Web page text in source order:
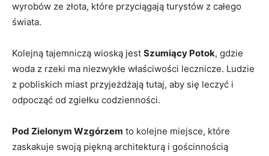
wyrobów ze złota, które przyciągają turystów ⁣z całego
świata.
Kolejną tajemniczą wioską jest Szumiący Potok, gdzie
woda z rzeki ma niezwykłe właściwości lecznicze. Ludzie
‍z pobliskich miast przyjeżdżają tutaj, aby się leczyć i
odpocząć od zgiełku codzienności.
Pod Zielonym Wzgórzem ⁤to kolejne ⁤miejsce, które
zaskakuje swoją piękną⁤ architekturą i gościnnością